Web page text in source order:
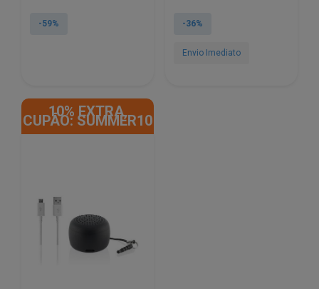
original
atual
-59%
original
€22.43.
atual
€14.38.
-36%
Envio Imediato
10% EXTRA,
CUPÃO: SUMMER10